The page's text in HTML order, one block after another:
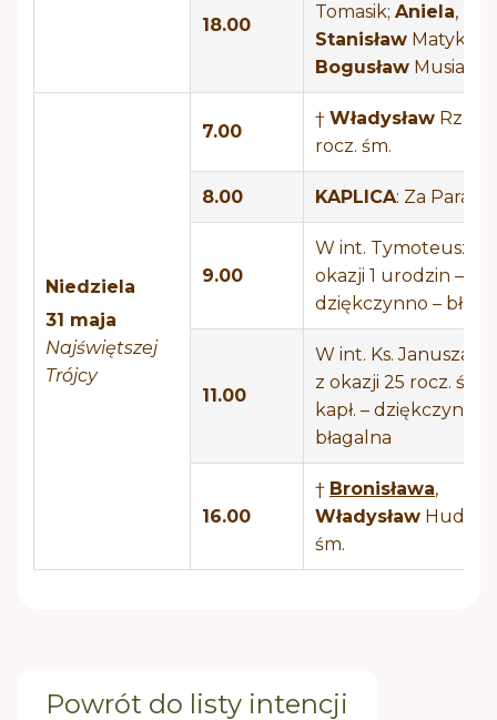
18.00
Tomasik; Aniela,
Stanisław Matyka;
Bogusław Musiał
Niedziela
31 maja
Najświętszej
Trójcy
7.00
† Władysław Rząca
rocz. śm.
8.00 KAPLICA: Za
9.00
W int. Tymoteusza
okazji 1 urodzin –
dziękczynno –
11.00
W int. Ks. Janusza
z okazji 25 rocz.
kapł. – dziękczynno
błagalna
16.00
† Bronisława,
Władysław Hudzik
śm.
Powrót do listy intencji